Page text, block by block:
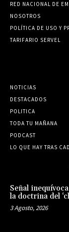
RED NACIONAL DE
NOSOTROS
POLÍTICA DE USO Y
TARIFARIO SERVEL
NOTICIAS
DESTACADOS
POLITICA
TODA TU MAÑANA
PODCAST
LO QUE HAY TRAS
Señal
la doctrina del
3 Agosto, 2026